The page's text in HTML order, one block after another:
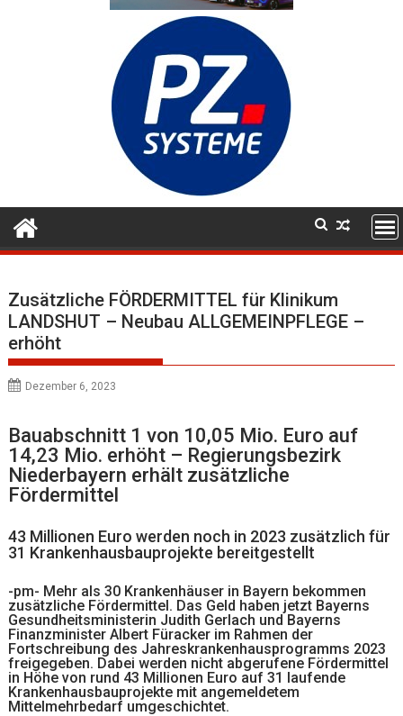
Zusätzliche FÖRDERMITTEL für Klinikum
LANDSHUT – Neubau ALLGEMEINPFLEGE –
erhöht
Dezember 6, 2023
Bauabschnitt 1 von 10,05 Mio. Euro auf
14,23 Mio. erhöht – Regierungsbezirk
Niederbayern erhält zusätzliche
Fördermittel
43 Millionen Euro werden noch in 2023 zusätzlich für
31 Krankenhausbauprojekte bereitgestellt
-pm- Mehr als 30 Krankenhäuser in Bayern bekommen
zusätzliche Fördermittel. Das Geld haben jetzt Bayerns
Gesundheitsministerin Judith Gerlach und Bayerns
Finanzminister Albert Füracker im Rahmen der
Fortschreibung des Jahreskrankenhausprogramms 2023
freigegeben. Dabei werden nicht abgerufene Fördermittel
in Höhe von rund 43 Millionen Euro auf 31 laufende
Krankenhausbauprojekte mit angemeldetem
Mittelmehrbedarf umgeschichtet.